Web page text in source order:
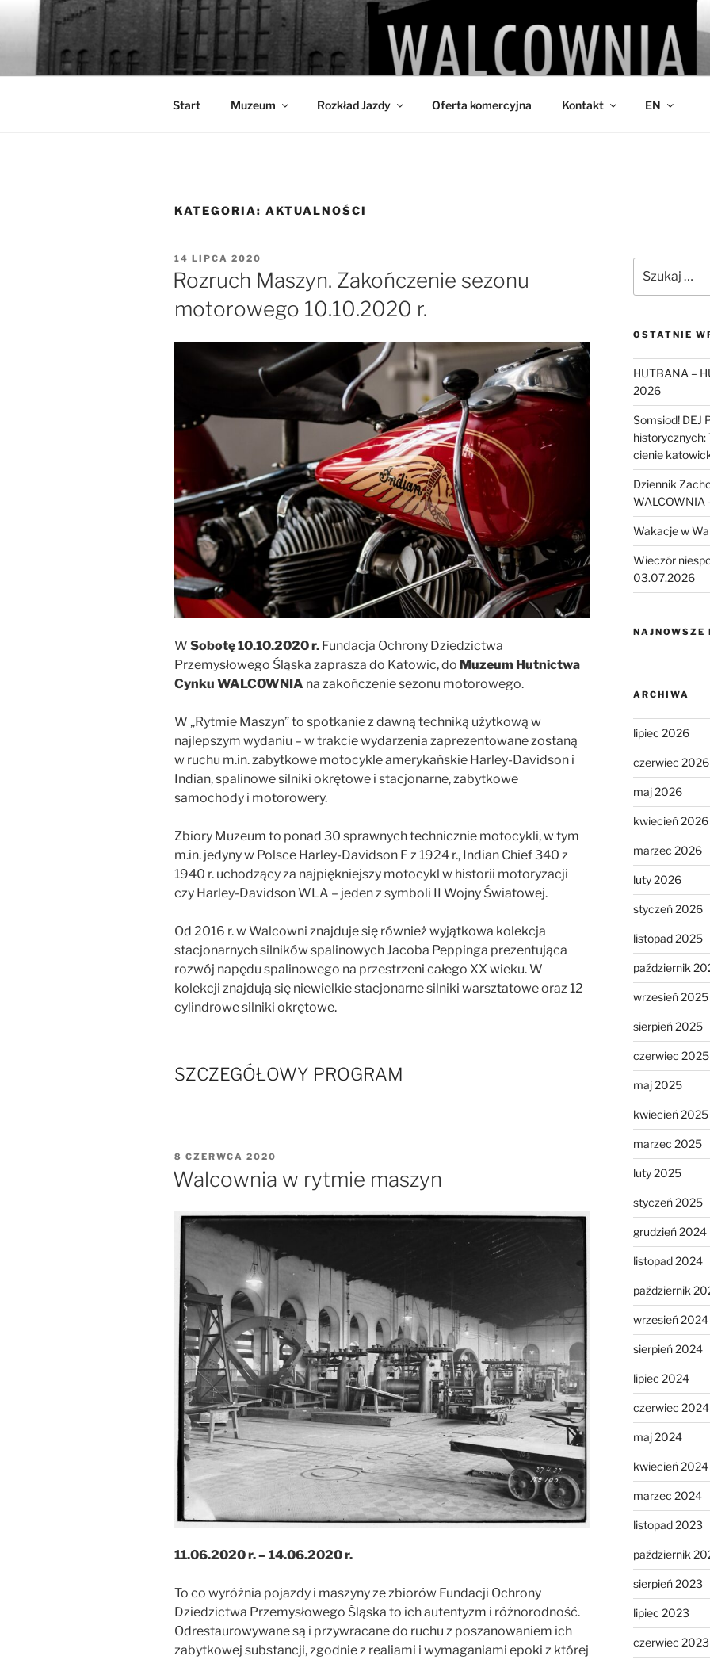
Przejdź
WALCOWNIA
Muzeum Hutnictwa Cynku
Start Muzeum Rozkład Jazdy Oferta komercyjna Kontakt EN
KATEGORIA: AKTUALNOŚCI
OPUBLIKOWANE
W
14 LIPCA 2020
Rozruch Maszyn. Zakończenie sezonu
motorowego 10.10.2020 r.
W Sobotę 10.10.2020 r. Fundacja Ochrony Dziedzictwa
Przemysłowego Śląska zaprasza do Katowic, do Muzeum Hutnictwa
Cynku WALCOWNIA na zakończenie sezonu motorowego.
W „Rytmie Maszyn” to spotkanie z dawną techniką użytkową w
najlepszym wydaniu – w trakcie wydarzenia zaprezentowane zostaną
w ruchu m.in. zabytkowe motocykle amerykańskie Harley-Davidson i
Indian, spalinowe silniki okrętowe i stacjonarne, zabytkowe
samochody i motorowery.
Zbiory Muzeum to ponad 30 sprawnych technicznie motocykli, w tym
m.in. jedyny w Polsce Harley-Davidson F z 1924 r., Indian Chief 340 z
1940 r. uchodzący za najpiękniejszy motocykl w historii motoryzacji
czy Harley-Davidson WLA – jeden z symboli II Wojny Światowej.
Od 2016 r. w Walcowni znajduje się również wyjątkowa kolekcja
stacjonarnych silników spalinowych Jacoba Peppinga prezentująca
rozwój napędu spalinowego na przestrzeni całego XX wieku. W
kolekcji znajdują się niewielkie stacjonarne silniki warsztatowe oraz 12
cylindrowe silniki okrętowe.
SZCZEGÓŁOWY PROGRAM
OPUBLIKOWANE
8 CZERWCA 2020
Walcownia w rytmie maszyn
11.06.2020 r. – 14.06.2020 r.
To co wyróżnia pojazdy i maszyny ze zbiorów Fundacji Ochrony
Dziedzictwa Przemysłowego Śląska to ich autentyzm i różnorodność.
Odrestaurowywane są i przywracane do ruchu z poszanowaniem ich
zabytkowej substancji, zgodnie z realiami i wymaganiami epoki z której
OSTATNIE
HUTBANA –
2026
Somsiod! DEJ
historycznych:
cienie
Dziennik
WALCOWNIA
Wakacje w
Wieczór
03.07.2026
NAJNOWSZE
ARCHIWA
lipiec 2026
czerwiec 2026
maj 2026
kwiecień 2026
marzec 2026
luty 2026
styczeń 2026
listopad 2025
październik
wrzesień 2025
sierpień 2025
czerwiec 2025
maj 2025
kwiecień 2025
marzec 2025
luty 2025
styczeń 2025
grudzień 2024
listopad 2024
październik
wrzesień 2024
sierpień 2024
lipiec 2024
czerwiec 2024
maj 2024
kwiecień 2024
marzec 2024
listopad 2023
październik
sierpień 2023
lipiec 2023
czerwiec 2023